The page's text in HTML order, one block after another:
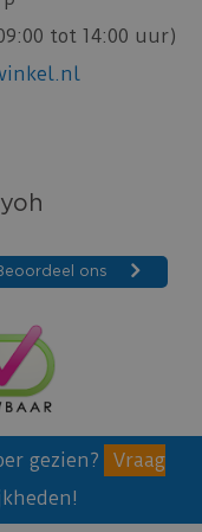
tot 14:00 uur)
gezien?
Vraag